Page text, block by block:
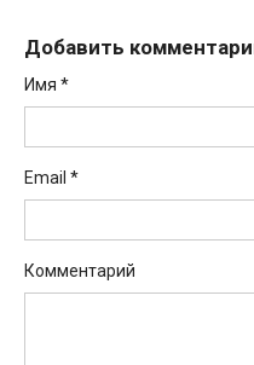
Добавить
Имя *
Email *
Комментарий